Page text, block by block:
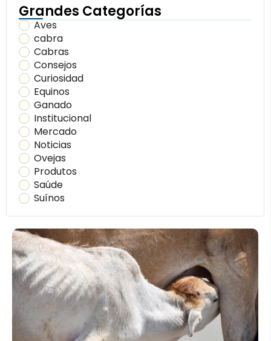
Grandes Categorías
Aves
cabra
Cabras
Consejos
Curiosidad
Equinos
Ganado
Institucional
Mercado
Noticias
Ovejas
Produtos
Saúde
Suínos